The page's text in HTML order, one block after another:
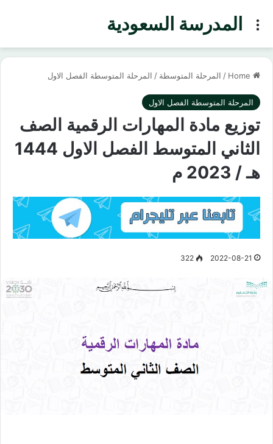
المدرسة السعوديةMenu
/ المرحلة المتوسطة / المرحلة المتوسطة الفصل الاول
المرحلة المتوسطة الفصل الاول
توزيع مادة المهارات الرقمية الصف
الثاني المتوسط الفصل الاول 1444
هـ / 2023 م
2022-08-21
322